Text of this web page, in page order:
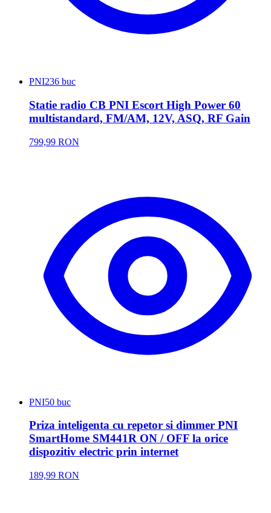
PNI236 buc
Statie radio CB PNI Escort High Power 60
multistandard, FM/AM, 12V, ASQ, RF Gain
799,99 RON
PNI50 buc
Priza inteligenta cu repetor si dimmer PNI
SmartHome SM441R ON / OFF la orice
dispozitiv electric prin internet
189,99 RON